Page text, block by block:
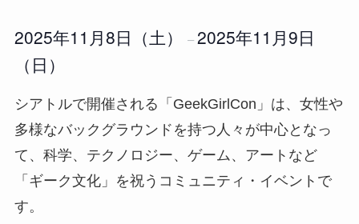
2025年11月8日（土） – 2025年11月9日
（日）
シアトルで開催される「GeekGirlCon」は、女性や
多様なバックグラウンドを持つ人々が中心となっ
て、科学、テクノロジー、ゲーム、アートなど
「ギーク文化」を祝うコミュニティ・イベントで
す。